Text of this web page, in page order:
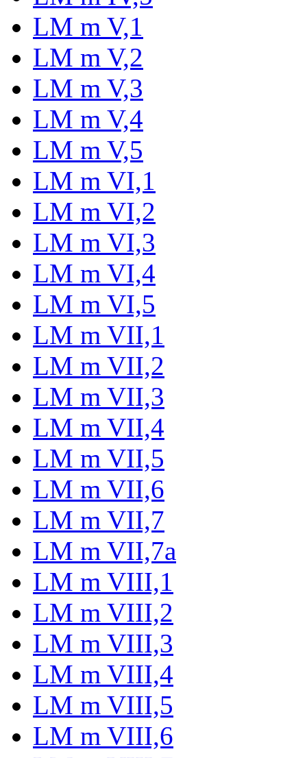
LM m V,1
LM m V,2
LM m V,3
LM m V,4
LM m V,5
LM m VI,1
LM m VI,2
LM m VI,3
LM m VI,4
LM m VI,5
LM m VII,1
LM m VII,2
LM m VII,3
LM m VII,4
LM m VII,5
LM m VII,6
LM m VII,7
LM m VII,7a
LM m VIII,1
LM m VIII,2
LM m VIII,3
LM m VIII,4
LM m VIII,5
LM m VIII,6